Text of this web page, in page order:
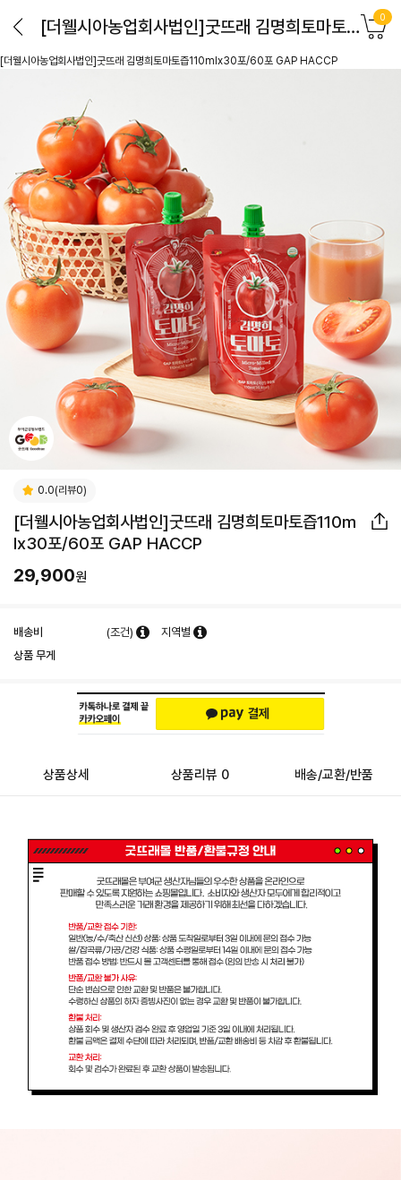
[더웰시아농업회사법인]굿뜨래 김명희토마토즙110mlx30포/60포 GAP HACCP 0
[더웰시아농업회사법인]굿뜨래 김명희토마토즙110mlx30포/60포 GAP HACCP
0.0(리뷰0)
[더웰시아농업회사법인]굿뜨래 김명희토마토즙110m
lx30포/60포 GAP HACCP
29,900원
배송비 (조건)
지역별
상품 무게
상품상세 상품리뷰 0 배송/교환/반품